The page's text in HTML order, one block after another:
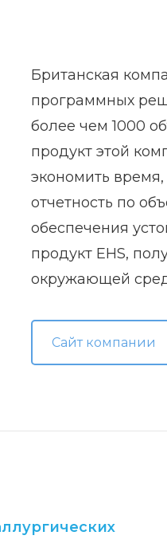
Британская
программных
более чем 1000
продукт этой
экономить
отчетность по
обеспечения
продукт EHS,
окружающей
Сайт компании